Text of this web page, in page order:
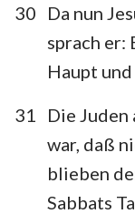
30
Da nun
sprach er:
Haupt und
31
Die Juden
war, daß
blieben
Sabbats